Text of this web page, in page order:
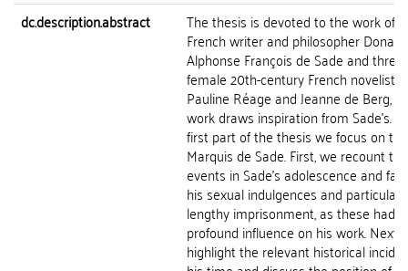
dc.description.abstract
The thesis is devoted to the work of
French writer and philosopher
Alphonse François de Sade and three
female 20th-century French novelists
Pauline Réage and Jeanne de Berg,
work draws inspiration from Sade's.
first part of the thesis we focus on the
Marquis de Sade. First, we recount
events in Sade's adolescence and
his sexual indulgences and
lengthy imprisonment, as these had
profound influence on his work. Next
highlight the relevant historical